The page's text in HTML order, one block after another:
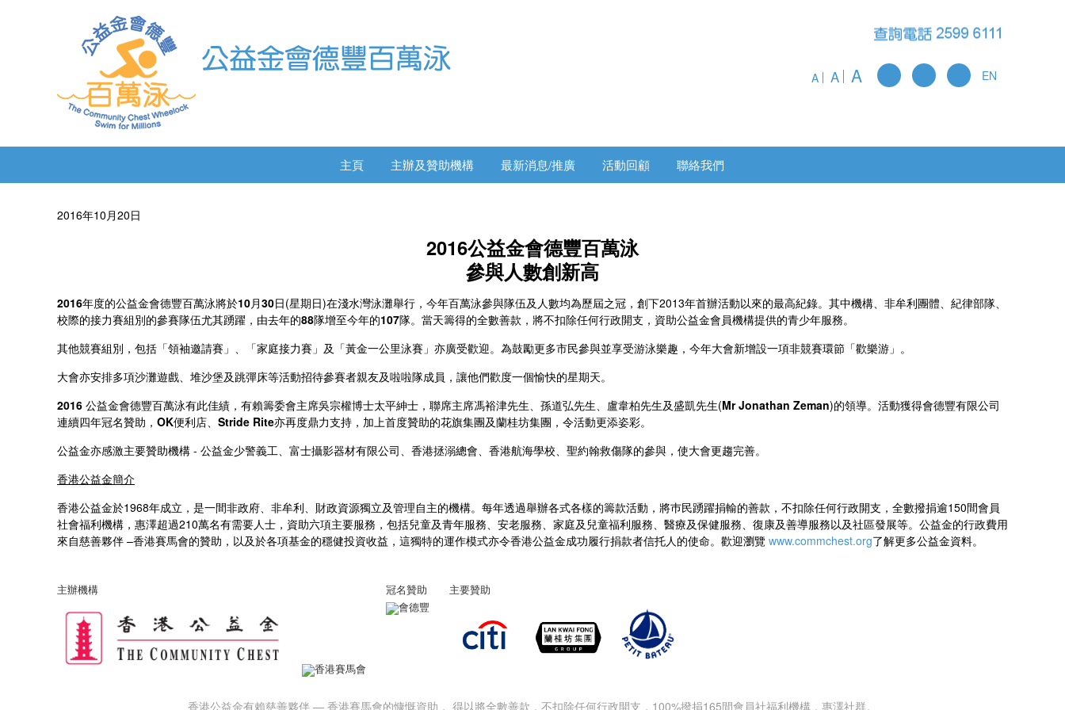
A A A EN
主頁 主辦及贊助機構 最新消息/推廣 活動回顧 聯絡我們
2016年10月20日
2016公益金會德豐百萬泳
參與人數創新高
2016年度的公益金會德豐百萬泳將於10月30日(星期日)在淺水灣泳灘舉行，今年百萬泳參與隊伍及人數均為歷屆之冠，創下2013年首辦活動以來的最高紀錄。其中機構、非牟利團體、紀律部隊、
校際的接力賽組別的參賽隊伍尤其踴躍，由去年的88隊增至今年的107隊。當天籌得的全數善款，將不扣除任何行政開支，資助公益金會員機構提供的青少年服務。
其他競賽組別，包括「領袖邀請賽」、「家庭接力賽」及「黃金一公里泳賽」亦廣受歡迎。為鼓勵更多市民參與並享受游泳樂趣，今年大會新增設一項非競賽環節「歡樂游」。
大會亦安排多項沙灘遊戲、堆沙堡及跳彈床等活動招待參賽者親友及啦啦隊成員，讓他們歡度一個愉快的星期天。
2016 公益金會德豐百萬泳有此佳績，有賴籌委會主席吳宗權博士太平紳士，聯席主席馮裕津先生、孫道弘先生、盧韋柏先生及盛凱先生(Mr Jonathan Zeman)的領導。活動獲得會德豐有限公司
連續四年冠名贊助， OK便利店、 Stride Rite亦再度鼎力支持，加上首度贊助的花旗集團及蘭桂坊集團，令活動更添姿彩。
公益金亦感激主要贊助機構 - 公益金少警義工、富士攝影器材有限公司、香港拯溺總會、香港航海學校、聖約翰救傷隊的參與，使大會更趨完善。
香港公益金簡介
香港公益金於1968年成立，是一間非政府、非牟利、財政資源獨立及管理自主的機構。每年透過舉辦各式各樣的籌款活動，將巿民踴躍捐輸的善款，不扣除任何行政開支，全數撥捐逾150間會員
社會福利機構，惠澤超過210萬名有需要人士，資助六項主要服務，包括兒童及青年服務、安老服務、家庭及兒童福利服務、醫療及保健服務、復康及善導服務以及社區發展等。公益金的行政費用
來自慈善夥伴 –香港賽馬會的贊助，以及於各項基金的穩健投資收益，這獨特的運作模式亦令香港公益金成功履行捐款者信托人的使命。歡迎瀏覽 www.commchest.org了解更多公益金資料。
主辦機構 冠名贊助 主要贊助
香港公益金有賴慈善夥伴 — 香港賽馬會的慷慨資助， 得以將全數善款，不扣除任何行政開支，100%撥捐165間會員社福利機構，惠澤社群。